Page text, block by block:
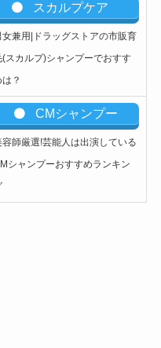
スカルプケア
女兼用|ドラッグストアの市販育
(スカルプ)シャンプーでおすす
？
CMシャンプー
容師厳選!芸能人は出演している
シャンプーおすすめランキン